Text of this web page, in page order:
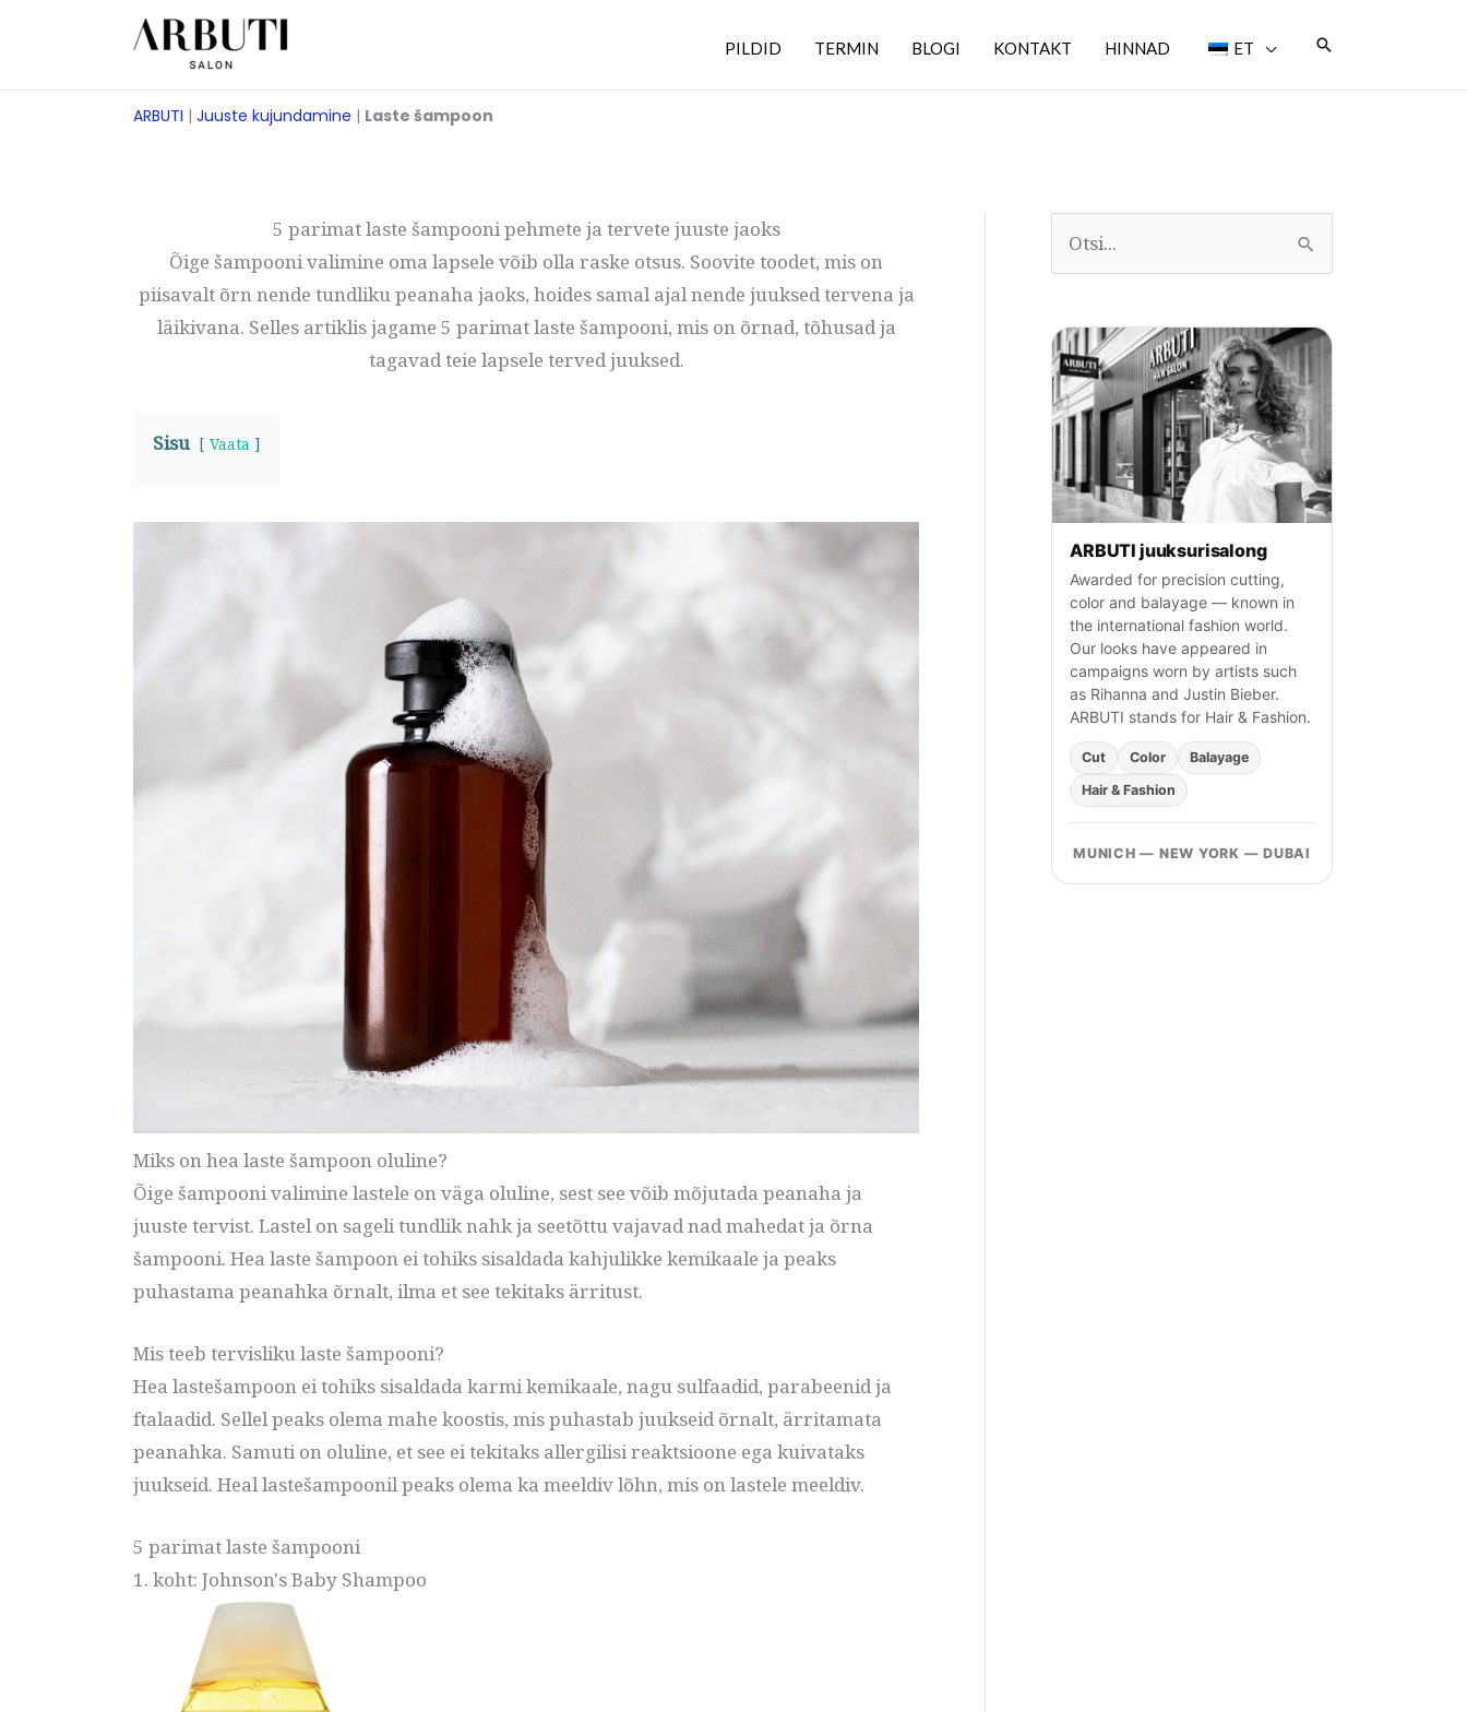
PILDID TERMIN BLOGI KONTAKT HINNAD ET Otsi
ARBUTI | Juuste kujundamine | Laste šampoon
5 parimat laste šampooni pehmete ja tervete juuste jaoks
Õige šampooni valimine oma lapsele võib olla raske otsus. Soovite toodet, mis on
piisavalt õrn nende tundliku peanaha jaoks, hoides samal ajal nende juuksed tervena ja
läikivana. Selles artiklis jagame 5 parimat laste šampooni, mis on õrnad, tõhusad ja
tagavad teie lapsele terved juuksed.
Sisu Vaata
Miks on hea laste šampoon oluline?
Õige šampooni valimine lastele on väga oluline, sest see võib mõjutada peanaha ja
juuste tervist. Lastel on sageli tundlik nahk ja seetõttu vajavad nad mahedat ja õrna
šampooni. Hea laste šampoon ei tohiks sisaldada kahjulikke kemikaale ja peaks
puhastama peanahka õrnalt, ilma et see tekitaks ärritust.
Mis teeb tervisliku laste šampooni?
Hea lastešampoon ei tohiks sisaldada karmi kemikaale, nagu sulfaadid, parabeenid ja
ftalaadid. Sellel peaks olema mahe koostis, mis puhastab juukseid õrnalt, ärritamata
peanahka. Samuti on oluline, et see ei tekitaks allergilisi reaktsioone ega kuivataks
juukseid. Heal lastešampoonil peaks olema ka meeldiv lõhn, mis on lastele meeldiv.
5 parimat laste šampooni
1. koht: Johnson's Baby Shampoo
:
ARBUTI juuksurisalong
Awarded for precision cutting,
color and balayage — known in
the international fashion world.
Our looks have appeared in
campaigns worn by artists such
as Rihanna and Justin Bieber.
ARBUTI stands for Hair & Fashion.
Cut Color
Balayage
Hair & Fashion
MUNICH — NEW YORK — DUBAI